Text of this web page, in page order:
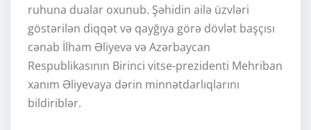
ruhuna dualar oxunub. Şəhidin ailə üzvləri
göstərilən diqqət və qayğıya görə dövlət başçısı
cənab İlham Əliyevə və Azərbaycan
Respublikasının Birinci vitse-prezidenti Mehriban
xanım Əliyevaya dərin minnətdarlıqlarını
bildiriblər.